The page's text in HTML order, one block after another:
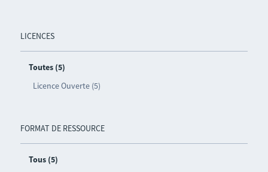
LICENCES
Toutes (5)
Licence Ouverte (5)
FORMAT DE RESSOURCE
Tous (5)